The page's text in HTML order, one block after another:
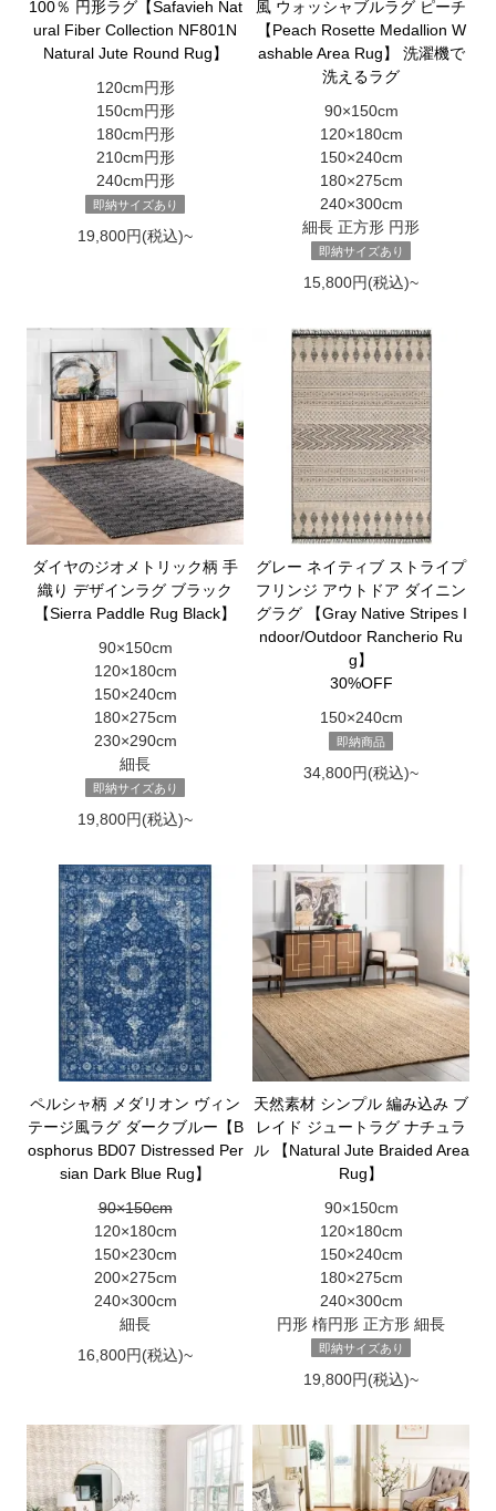
100％ 円形ラグ【Safavieh Nat
ural Fiber Collection NF801N
Natural Jute Round Rug】
120cm円形
150cm円形
180cm円形
210cm円形
240cm円形
即納サイズあり
19,800円(税込)~
風 ウォッシャブルラグ ピーチ
【Peach Rosette Medallion W
ashable Area Rug】 洗濯機で
洗えるラグ
90×150cm
120×180cm
150×240cm
180×275cm
240×300cm
細長 正方形 円形
即納サイズあり
15,800円(税込)~
ダイヤのジオメトリック柄 手
織り デザインラグ ブラック
【Sierra Paddle Rug Black】
90×150cm
120×180cm
150×240cm
180×275cm
230×290cm
細長
即納サイズあり
19,800円(税込)~
グレー ネイティブ ストライプ
フリンジ アウトドア ダイニン
グラグ 【Gray Native Stripes I
ndoor/Outdoor Rancherio Ru
g】
30%OFF
150×240cm
即納商品
34,800円(税込)~
ペルシャ柄 メダリオン ヴィン
テージ風ラグ ダークブルー【B
osphorus BD07 Distressed Per
sian Dark Blue Rug】
90×150cm
120×180cm
150×230cm
200×275cm
240×300cm
細長
16,800円(税込)~
天然素材 シンプル 編み込み ブ
レイド ジュートラグ ナチュラ
ル 【Natural Jute Braided Area
Rug】
90×150cm
120×180cm
150×240cm
180×275cm
240×300cm
円形 楕円形 正方形 細長
即納サイズあり
19,800円(税込)~